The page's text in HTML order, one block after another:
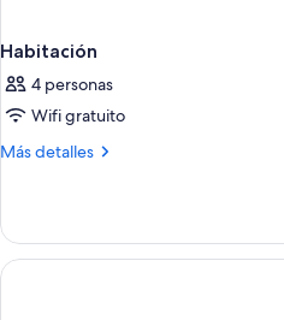
Habitación
4 personas
Wifi gratuito
Más detalles
Más